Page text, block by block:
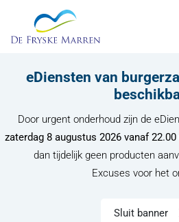
eDiensten van
Door urgent onderhoud zijn de
zaterdag 8 augustus 2026 vanaf 22.00
dan tijdelijk geen producten
Excuses voor het
Sluit banner